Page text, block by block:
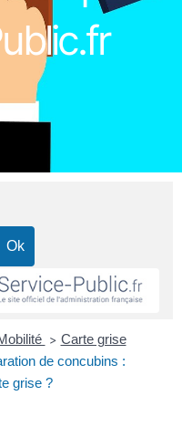
> Carte grise
de concubins :
grise ?